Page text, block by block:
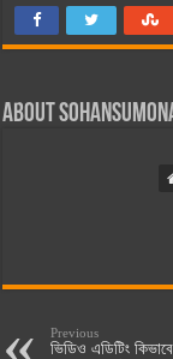
About
Previous
ভিডিও এডিটিং